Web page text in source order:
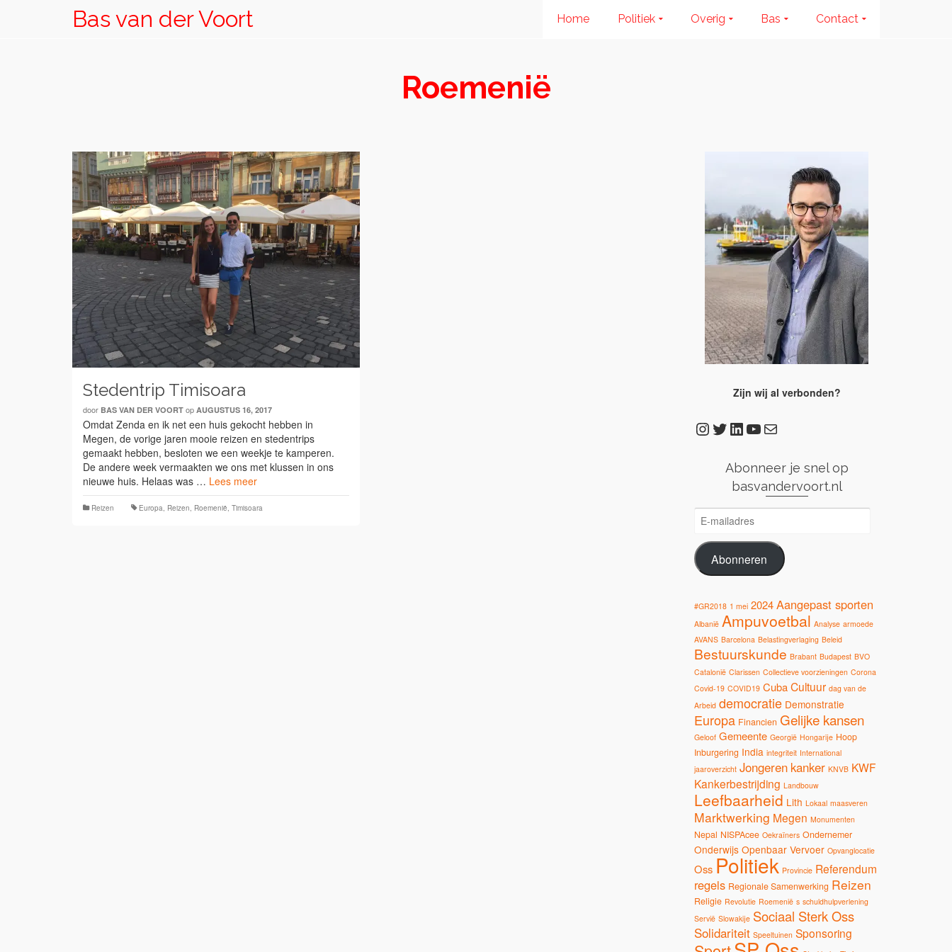
Bas van der Voort Home Politiek Overig Bas Contact
Roemenië
Stedentrip Timisoara
door BAS VAN DER VOORT op AUGUSTUS 16, 2017
Omdat Zenda en ik net een huis gekocht hebben in
Megen, de vorige jaren mooie reizen en stedentrips
gemaakt hebben, besloten we een weekje te kamperen.
De andere week vermaakten we ons met klussen in ons
nieuwe huis. Helaas was … Lees meer
Reizen Europa Reizen Roemenië Timisoara
Zijn wij al verbonden?
Instagram
Twitter
LinkedIn
YouTube
E-mail
Abonneer je snel op
basvandervoort.nl
E-
mailadres
Abonneren
#GR2018 1 mei 2024 Aangepast sporten
Albanië Ampuvoetbal Analyse armoede
AVANS Barcelona Belastingverlaging Beleid
Bestuurskunde Brabant Budapest BVO
Catalonië Clarissen Collectieve voorzieningen Corona
Covid-19 COVID19 Cuba Cultuur dag van de
Arbeid democratie Demonstratie
Europa Financien Gelijke kansen
Geloof Gemeente Georgië Hongarije Hoop
Inburgering India integriteit International
jaaroverzicht Jongeren kanker KNVB KWF
Kankerbestrijding Landbouw
Leefbaarheid Lith Lokaal maasveren
Marktwerking Megen Monumenten
Nepal NISPAcee Oekraïners Ondernemer
Onderwijs Openbaar Vervoer Opvanglocatie
Oss Politiek Provincie Referendum
regels Regionale Samenwerking Reizen
Religie Revolutie Roemenië s schuldhulpverlening
Servië Slowakije Sociaal Sterk Oss
Solidariteit Speeltuinen Sponsoring